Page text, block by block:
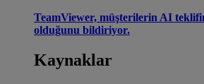
TeamViewer, müşterilerin AI
olduğunu bildiriyor.
Kaynaklar